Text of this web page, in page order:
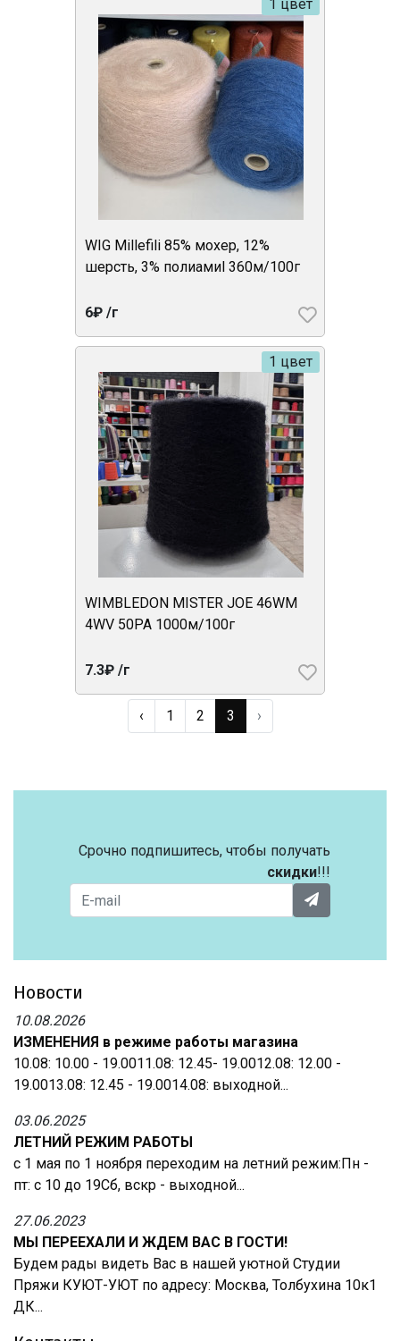
WIG Millefili 85% мохер, 12%
шерсть, 3% полиамиl 360м/100г
6₽ /г
1 цвет
WIMBLEDON MISTER JOE 46WM
4WV 50PA 1000м/100г
7.3₽ /г
1 цвет
‹ 1 2 3 ›
Срочно подпишитесь, чтобы получать
скидки!!!
Новости
10.08.2026
ИЗМЕНЕНИЯ в режиме работы магазина
10.08: 10.00 - 19.0011.08: 12.45- 19.0012.08: 12.00 -
19.0013.08: 12.45 - 19.0014.08: выходной...
03.06.2025
ЛЕТНИЙ РЕЖИМ РАБОТЫ
с 1 мая по 1 ноября переходим на летний режим:Пн -
пт: с 10 до 19Сб, вскр - выходной...
27.06.2023
МЫ ПЕРЕЕХАЛИ И ЖДЕМ ВАС В ГОСТИ!
Будем рады видеть Вас в нашей уютной Студии
Пряжи КУЮТ-УЮТ по адресу: Москва, Толбухина 10к1
ДК...